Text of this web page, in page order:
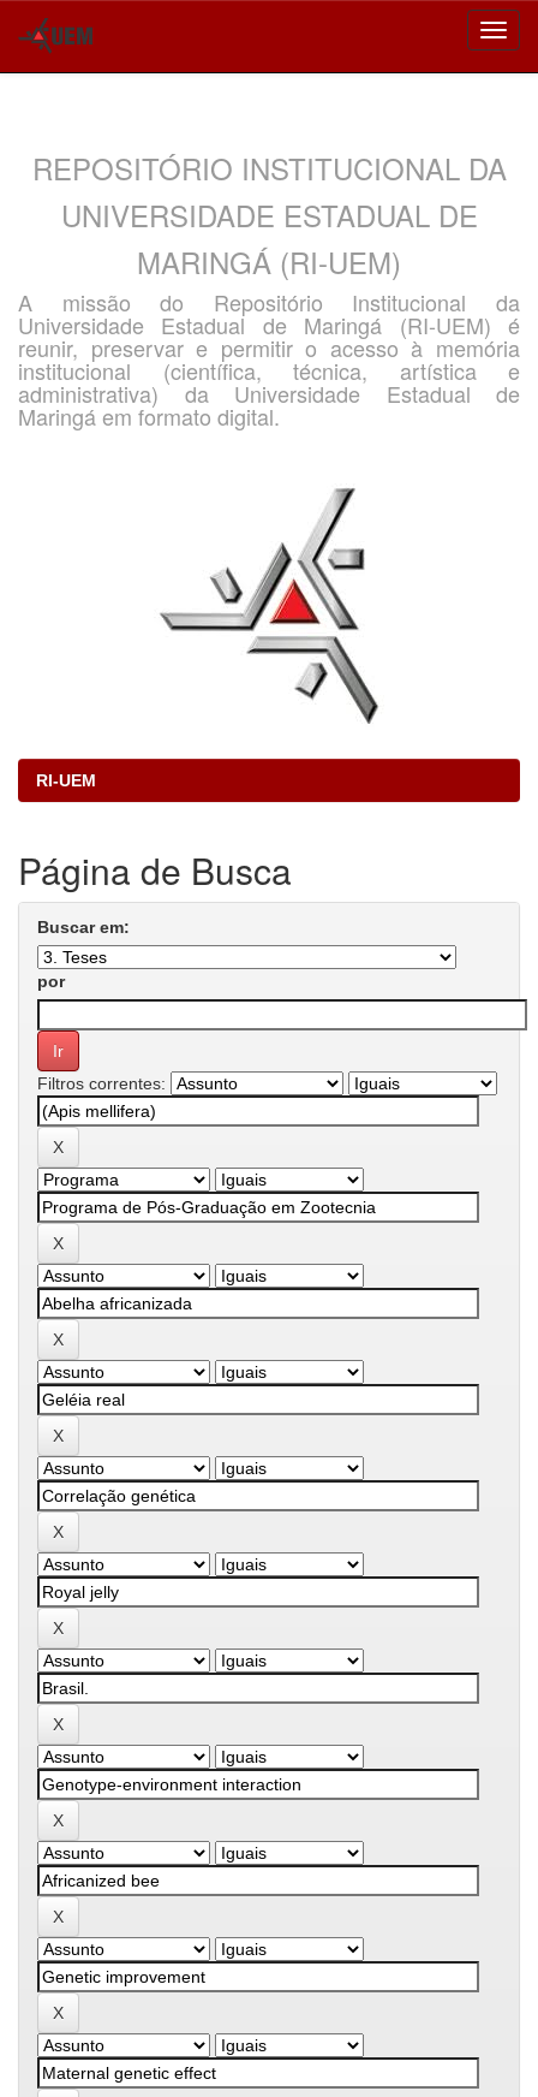
REPOSITÓRIO INSTITUCIONAL DA
UNIVERSIDADE ESTADUAL DE
MARINGÁ (RI-UEM)
A missão do Repositório Institucional da
Universidade Estadual de Maringá (RI-UEM) é
reunir, preservar e permitir o acesso à memória
institucional (científica, técnica, artística e
administrativa) da Universidade Estadual de
Maringá em formato digital.
RI-UEM
Página de Busca
Buscar em:
por
Filtros correntes: